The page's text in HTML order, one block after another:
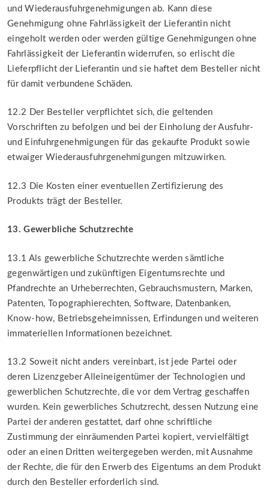
und Wiederausfuhrgenehmigungen ab. Kann diese
Genehmigung ohne Fahrlässigkeit der Lieferantin nicht
eingeholt werden oder werden gültige Genehmigungen ohne
Fahrlässigkeit der Lieferantin widerrufen, so erlischt die
Lieferpflicht der Lieferantin und sie haftet dem Besteller nicht
für damit verbundene Schäden.
12.2 Der Besteller verpflichtet sich, die geltenden
Vorschriften zu befolgen und bei der Einholung der Ausfuhr-
und Einfuhrgenehmigungen für das gekaufte Produkt sowie
etwaiger Wiederausfuhrgenehmigungen mitzuwirken.
12.3 Die Kosten einer eventuellen Zertifizierung des
Produkts trägt der Besteller.
13. Gewerbliche Schutzrechte
13.1 Als gewerbliche Schutzrechte werden sämtliche
gegenwärtigen und zukünftigen Eigentumsrechte und
Pfandrechte an Urheberrechten, Gebrauchsmustern, Marken,
Patenten, Topographierechten, Software, Datenbanken,
Know-how, Betriebsgeheimnissen, Erfindungen und weiteren
immateriellen Informationen bezeichnet.
13.2 Soweit nicht anders vereinbart, ist jede Partei oder
deren Lizenzgeber Alleineigentümer der Technologien und
gewerblichen Schutzrechte, die vor dem Vertrag geschaffen
wurden. Kein gewerbliches Schutzrecht, dessen Nutzung eine
Partei der anderen gestattet, darf ohne schriftliche
Zustimmung der einräumenden Partei kopiert, vervielfältigt
oder an einen Dritten weitergegeben werden, mit Ausnahme
der Rechte, die für den Erwerb des Eigentums an dem Produkt
durch den Besteller erforderlich sind.